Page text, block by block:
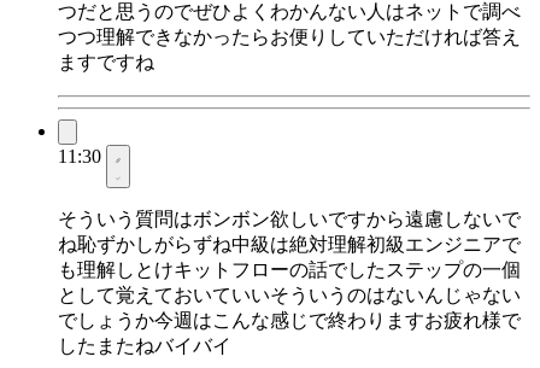
つだと思うのでぜひよくわかんない人はネットで調べ
つつ理解できなかったらお便りしていただければ答え
ますですね
11:30
そういう質問はボンボン欲しいですから遠慮しないで
ね恥ずかしがらずね中級は絶対理解初級エンジニアで
も理解しとけキットフローの話でしたステップの一個
として覚えておいていいそういうのはないんじゃない
でしょうか今週はこんな感じで終わりますお疲れ様で
したまたねバイバイ